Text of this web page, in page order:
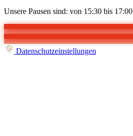
Unsere Pausen sind: von 15:30 bis 17:00
Datenschutzeinstellungen